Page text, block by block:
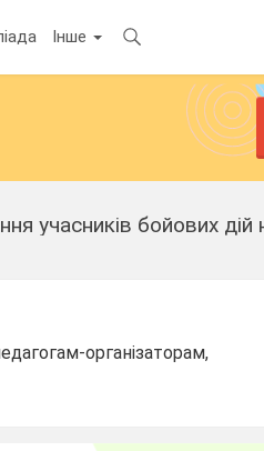
Інше
організаторам,